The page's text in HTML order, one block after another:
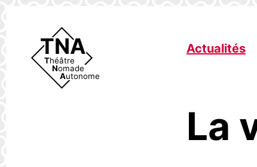
TNA
Théâtre
Nomade
Autonome
Actualités
La